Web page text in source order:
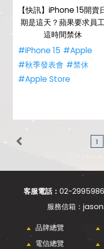
【快訊】iPhone 15開賣
期是這天？蘋果要求員
這時間禁休
#iPhone 15 #Apple
#秋季發表會 #禁休
#Apple Store
1
客服電話： 02-
品牌總覽
電信總覽